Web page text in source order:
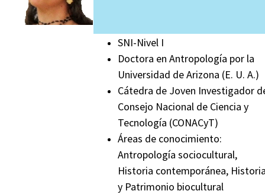
SNI-Nivel I
Doctora en Antropología por la
Universidad de Arizona (E. U. A.)
Cátedra de Joven Investigador
Consejo Nacional de Ciencia y
Tecnología (CONACyT)
Áreas de conocimiento:
Antropología sociocultural,
Historia contemporánea,
y Patrimonio biocultural